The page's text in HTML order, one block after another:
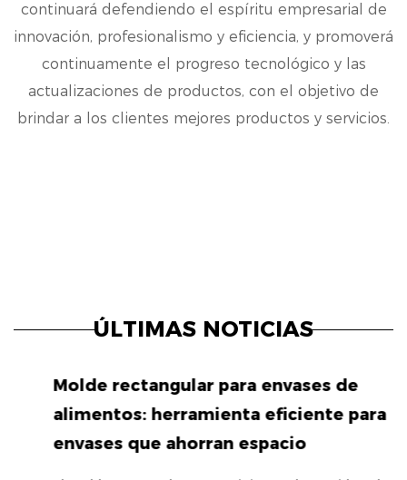
continuará defendiendo el espíritu empresarial de
innovación, profesionalismo y eficiencia, y promoverá
continuamente el progreso tecnológico y las
actualizaciones de productos, con el objetivo de
brindar a los clientes mejores productos y servicios.
ÚLTIMAS NOTICIAS
Molde rectangular para envases de
alimentos: herramienta eficiente para
envases que ahorran espacio